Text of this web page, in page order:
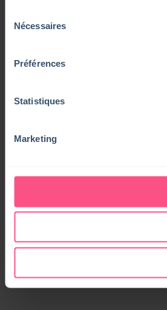
Nécessaires
Préférences
Statistiques
Marketing